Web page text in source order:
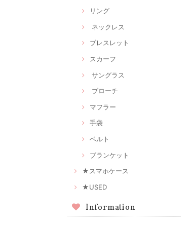
リング
ネックレス
ブレスレット
スカーフ
サングラス
ブローチ
マフラー
手袋
ベルト
ブランケット
★スマホケース
★USED
Information